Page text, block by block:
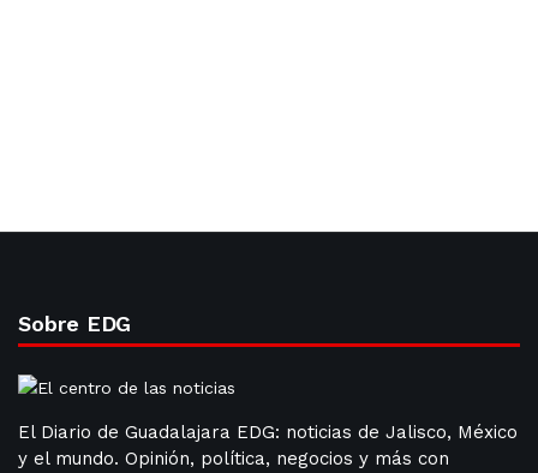
Sobre EDG
El Diario de Guadalajara EDG: noticias de Jalisco, México
y el mundo. Opinión, política, negocios y más con